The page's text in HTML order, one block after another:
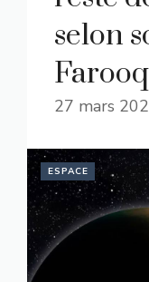
selon
Farooq
27 mars
ESPACE